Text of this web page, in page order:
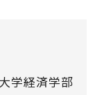
学経済学部